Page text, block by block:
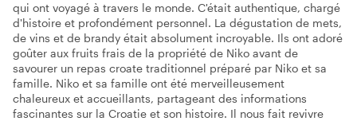
qui ont voyagé à travers le monde. C'était authentique, chargé
d'histoire et profondément personnel. La dégustation de mets,
de vins et de brandy était absolument incroyable. Ils ont adoré
goûter aux fruits frais de la propriété de Niko avant de
savourer un repas croate traditionnel préparé par Niko et sa
famille. Niko et sa famille ont été merveilleusement
chaleureux et accueillants, partageant des informations
fascinantes sur la Croatie et son histoire. Il nous fait revivre